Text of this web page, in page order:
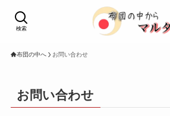
検索
布団の中へ お問い合わせ
お問い合わせ